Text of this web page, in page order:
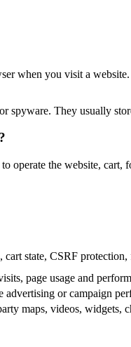
when you visit a
spyware. They usually
operate the website,
cart state, CSRF
page usage and
advertising or campaign
maps, videos, widgets,